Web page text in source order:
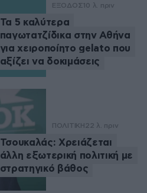
ΕΞΟΔΟΣ 10 λ. πριν
Τα 5 καλύτερα
παγωτατζίδικα στην Αθήνα
για χειροποίητο gelato που
αξίζει να δοκιμάσεις
ΠΟΛΙΤΙΚΗ22 λ. πριν
Τσουκαλάς: Xρειάζεται
άλλη εξωτερική πολιτική με
στρατηγικό βάθος